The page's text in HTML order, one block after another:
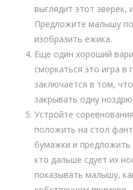
выглядит этот зверек,
Предложите малышу
изобразить ежика.
Еще один хороший
сморкаться это игра в
заключается в том,
закрывать одну
Устройте
положить на стол
бумажки и предложить
кто дальше сдует их
показывать малышу,